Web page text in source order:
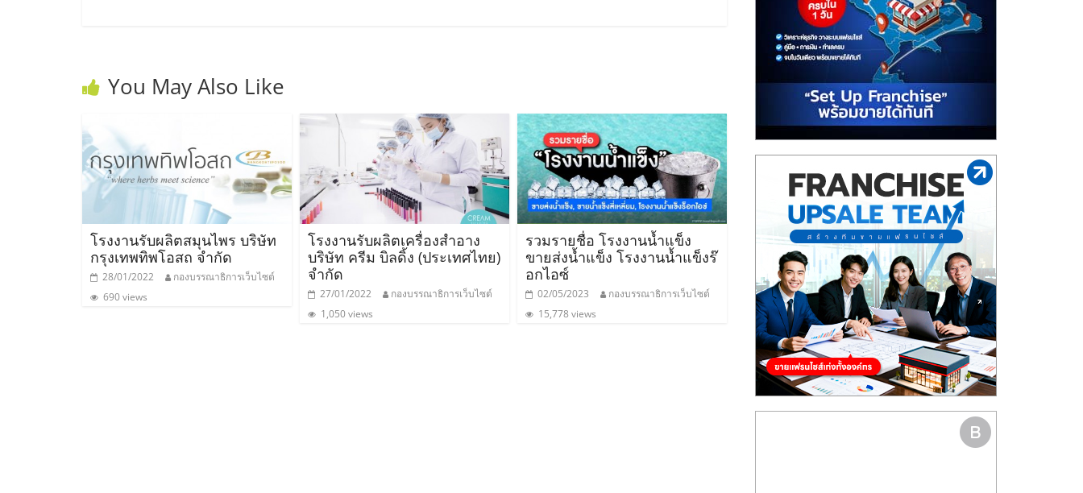
ศูนย์
รวม
แฟ
รน
ไชส์
You May Also Like
โรงงานรับผลิตสมุนไพร บริษัท
กรุงเทพทิพโอสถ จำกัด
28/01/2022
กองบรรณาธิการเว็บไซต์
690 views
โรงงานรับผลิตเครื่องสำอาง
บริษัท ครีม บิลดิ้ง (ประเทศไทย)
จำกัด
27/01/2022
กองบรรณาธิการเว็บไซต์
1,050 views
รวมรายชื่อ โรงงานน้ำแข็ง
ขายส่งน้ำแข็ง โรงงานน้ำแข็งร๊
อกไอซ์
02/05/2023
กองบรรณาธิการเว็บไซต์
15,778 views